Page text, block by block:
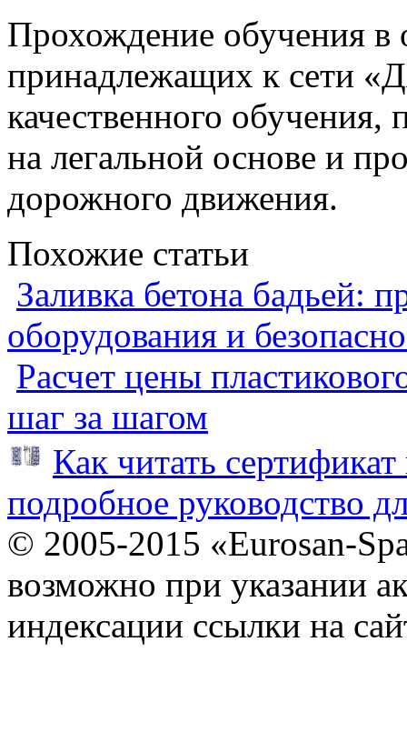
Прохождение обучения в
принадлежащих к сети
качественного обучения,
на легальной основе и
дорожного движения.
Похожие статьи
Заливка бетона бадьей:
оборудования и
Расчет цены
шаг за шагом
Как читать
подробное руководство
© 2005-2015 «Eurosan-
возможно при указании
индексации ссылки на